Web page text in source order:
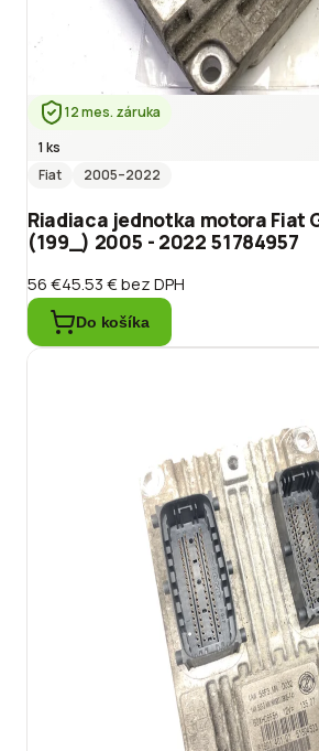
12 mes. záruka
1 ks
Fiat
2005–2022
Riadiaca jednotka motora Fiat
(199_) 2005 - 2022 51784957
56 €45.53 €bez DPH
Do košíka